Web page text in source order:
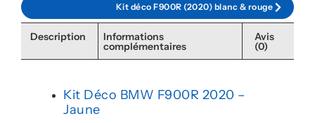
Kit déco F900R (2020) blanc & rouge
Description Informations
complémentaires
Avis
(0)
Kit Déco BMW F900R 2020 –
Jaune